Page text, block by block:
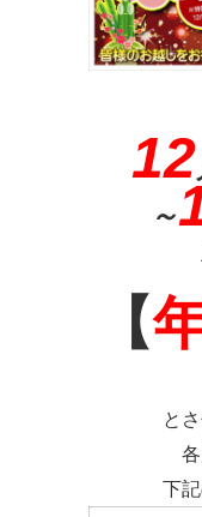
12
～
【
と
下